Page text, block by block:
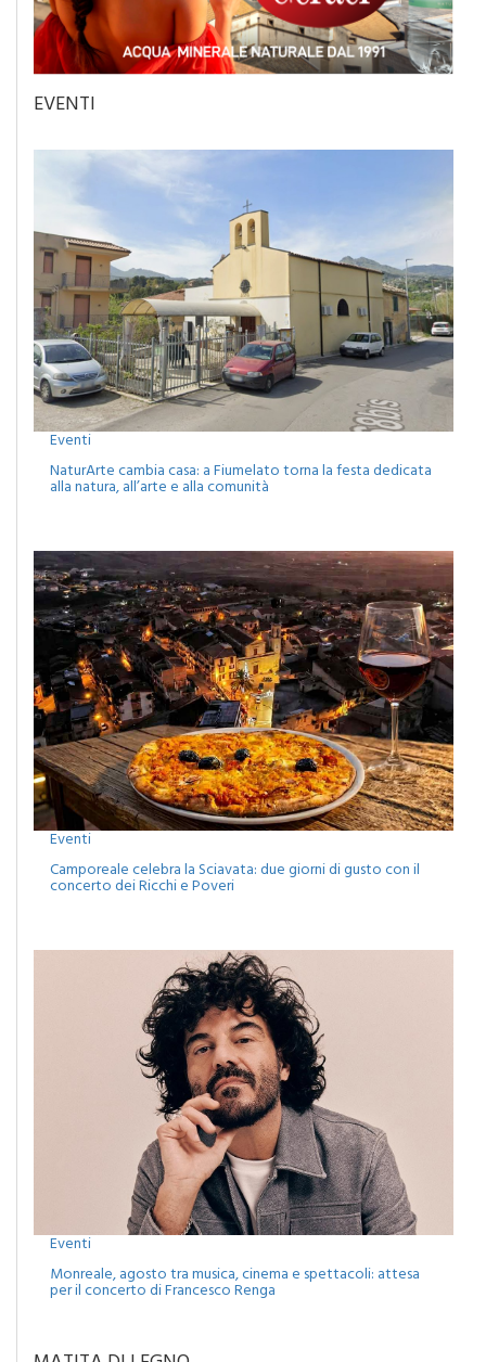
EVENTI
Eventi
NaturArte cambia casa: a Fiumelato torna la festa dedicata
alla natura, all’arte e alla comunità
Eventi
Camporeale celebra la Sciavata: due giorni di gusto con il
concerto dei Ricchi e Poveri
Monreale, agosto tra musica, cinema e spettacoli: attesa
per il concerto di Francesco Renga